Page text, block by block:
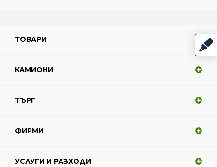
ТОВАРИ
КАМИОНИ
ТЪРГ
ФИРМИ
УСЛУГИ И РАЗХОДИ